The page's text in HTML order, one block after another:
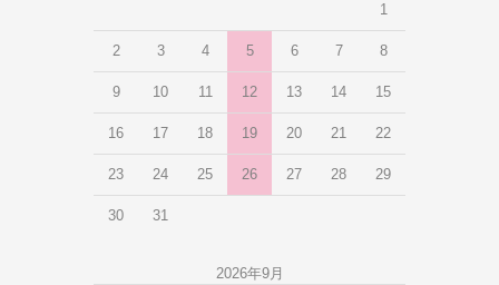
1
2 3 4 5 6 7 8
9 10 11 12 13 14 15
16 17 18 19 20 21 22
23 24 25 26 27 28 29
30 31
2026年9月